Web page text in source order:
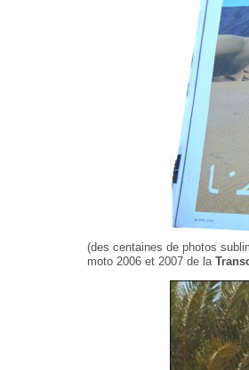
(des centaines de photos
moto 2006 et 2007 de la